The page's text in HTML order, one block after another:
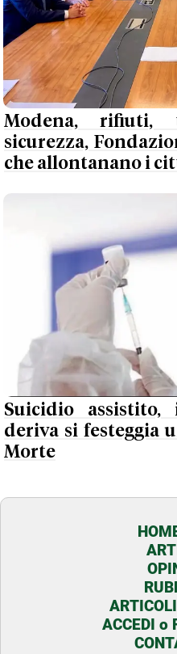
Modena, rifiuti,
sicurezza,
che allontanano i
Suicidio
deriva si festeggia
Morte
ACCEDI o